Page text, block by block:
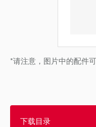
*请注意，图片中的配件
下载目录